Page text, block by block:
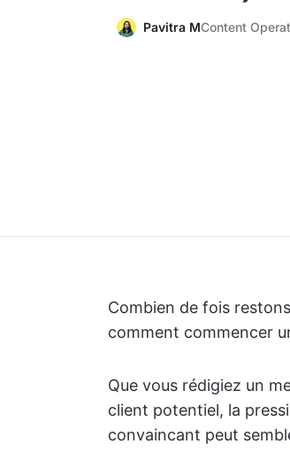
Pavitra MContent
Combien de fois
comment commencer
Que vous rédigiez un
client potentiel, la
convaincant peut